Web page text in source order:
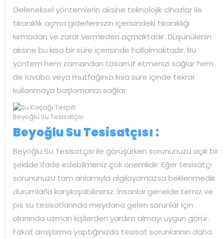
Geleneksel yöntemlerin aksine teknolojik cihazlar ile
tıkanıklık açma giderlerinizin içerisindeki tıkanıklığı
kırmadan ve zarar vermeden açmaktadır. Düşünülenin
aksine bu kısa bir süre içerisinde hallolmaktadır. Bu
yöntem hem zamandan tasarruf etmenizi sağlar hem
de lavabo veya mutfağınızı kısa süre içinde tekrar
kullanmaya başlamanızı sağlar.
Beyoğlu Su Tesisatçısı
Beyoğlu Su Tesisatçısı :
Beyoğlu Su Tesisatçısı ile görüşürken sorununuzu açık bir
şekilde ifade edebilmeniz çok önemlidir. Eğer tesisatçı
sorununuzu tam anlamıyla algılayamazsa beklenmedik
durumlarla karşılaşabilirsiniz. İnsanlar genelde temiz ve
pis su tesisatlarında meydana gelen sorunlar için
alanında uzman kişilerden yardım almayı uygun görür.
Fakat araştırma yaptığınızda tesisat sorunlarının daha